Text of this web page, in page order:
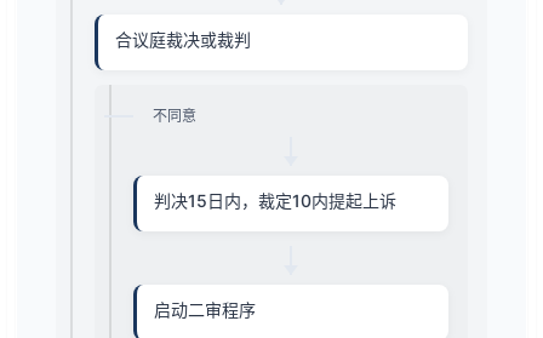
合议庭裁决或裁判
不同意
判决15日内，裁定10内提起上诉
启动二审程序